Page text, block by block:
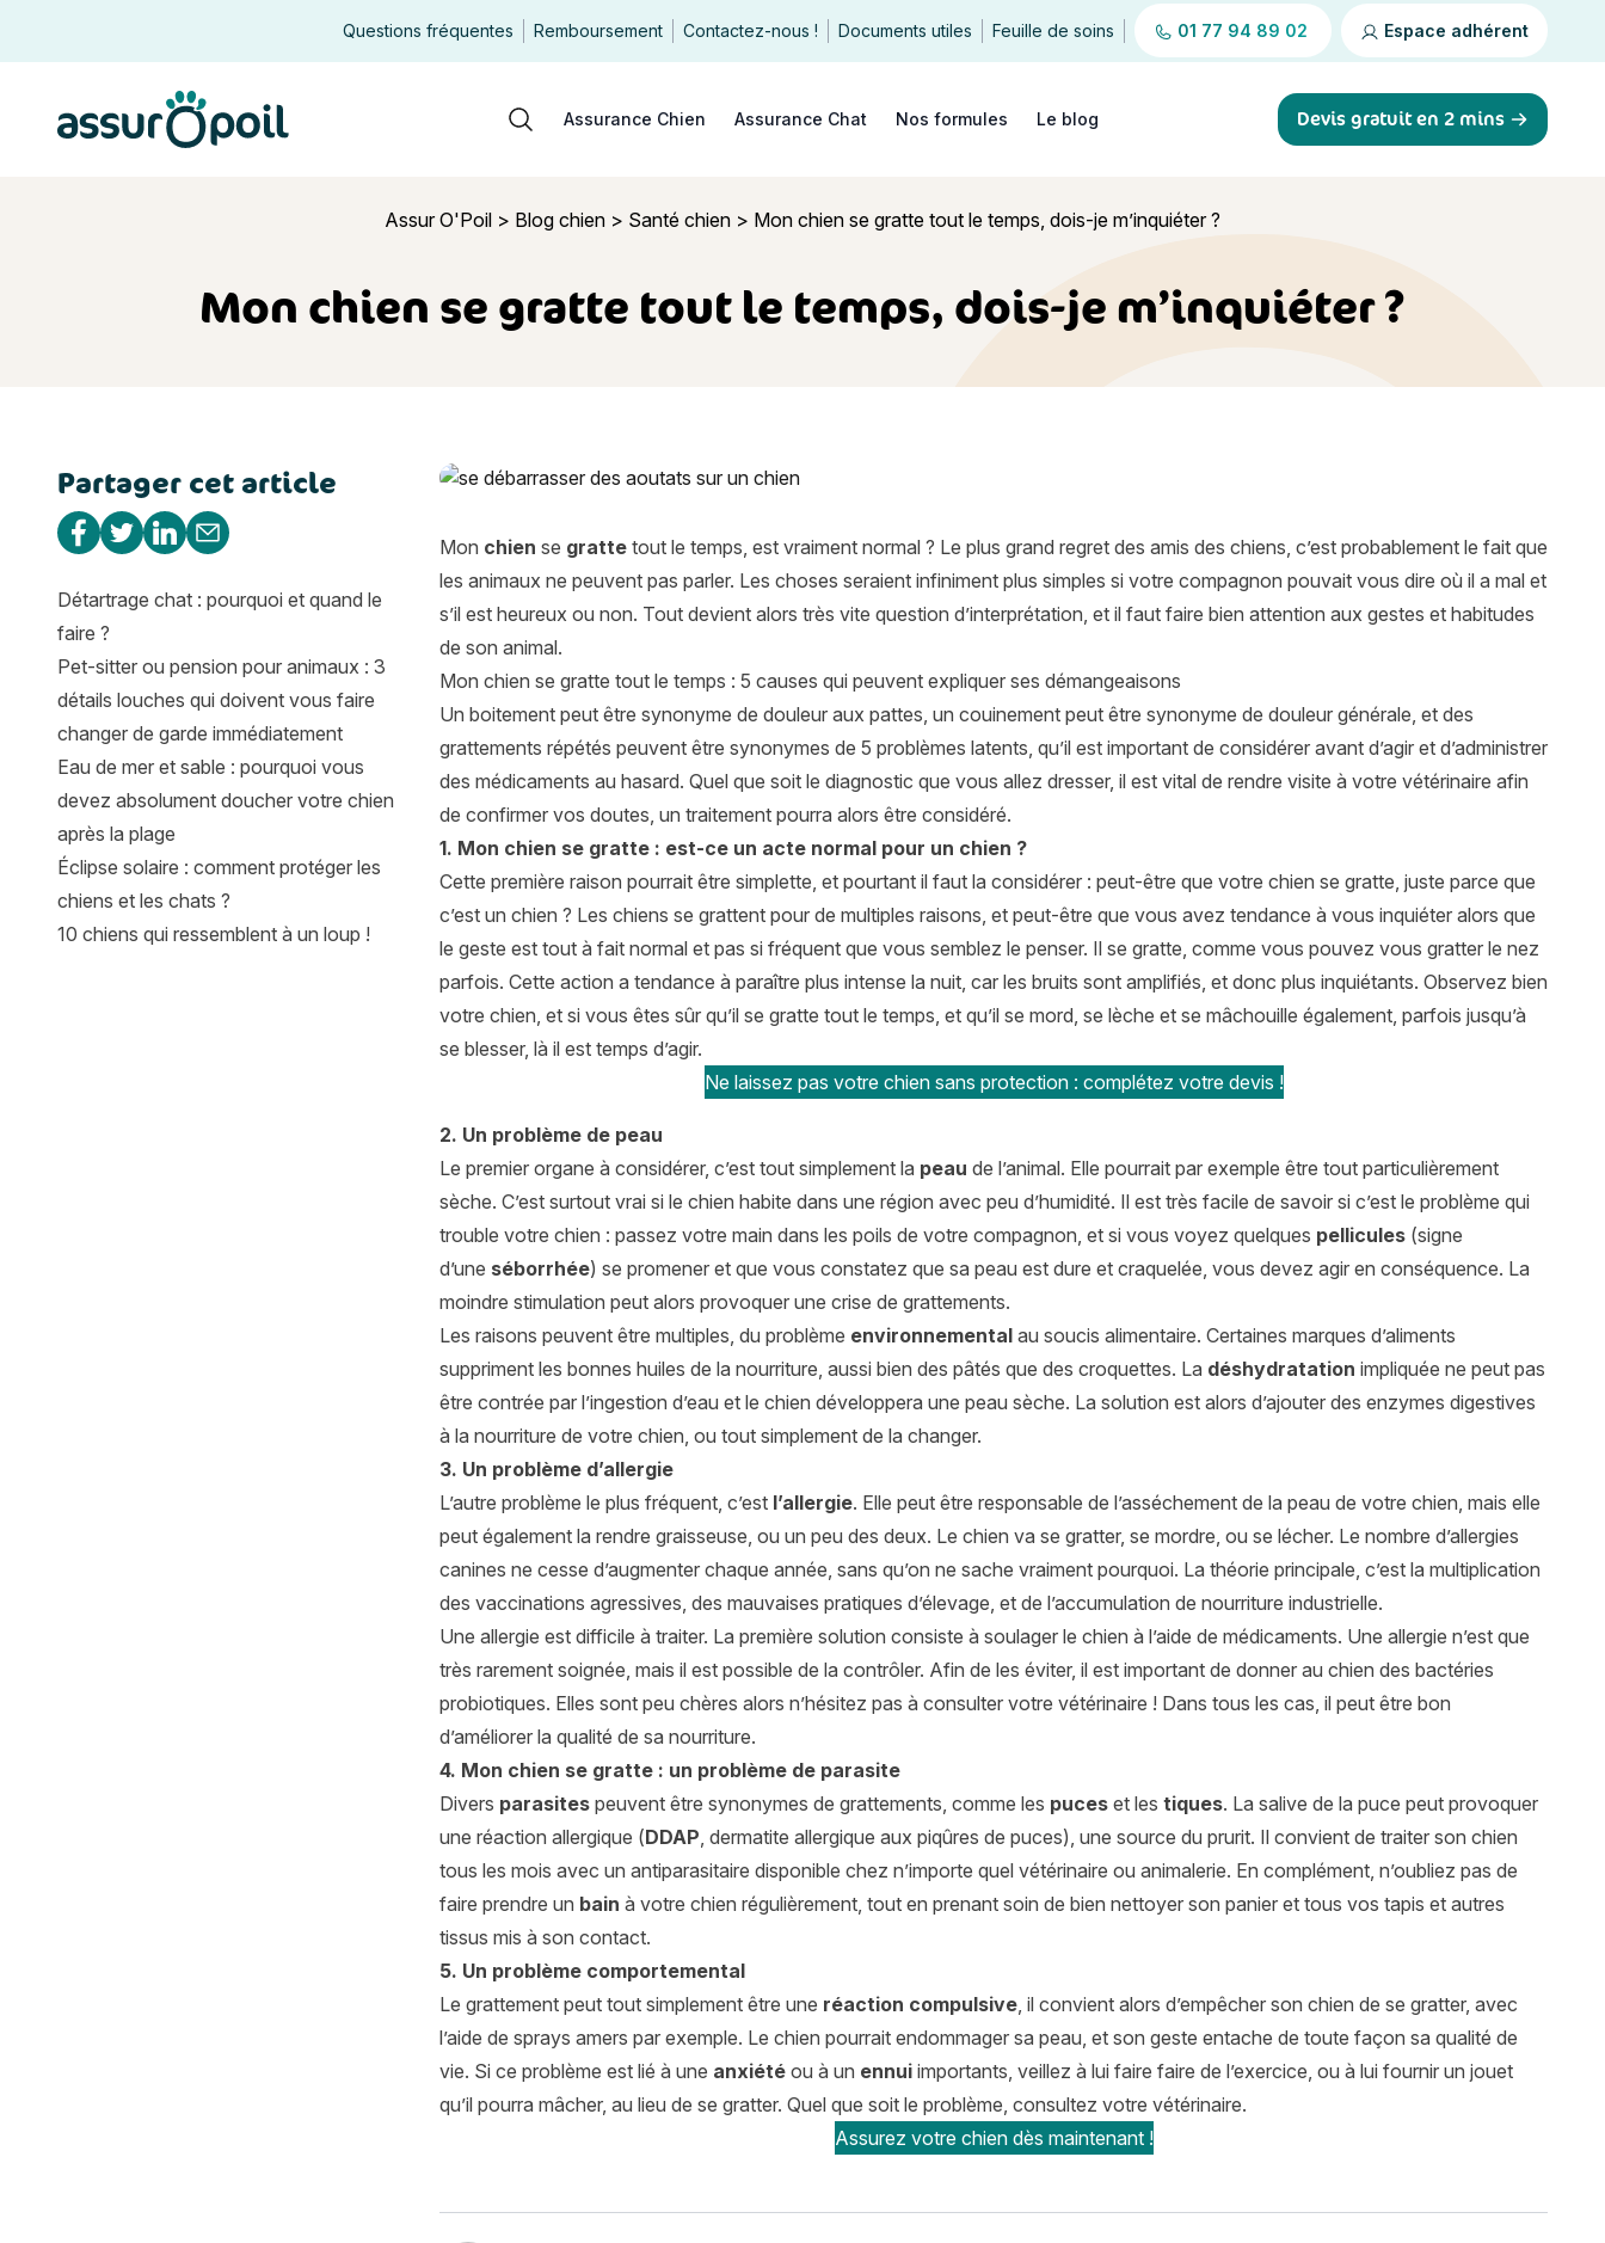
Questions fréquentes Remboursement Contactez-nous ! Documents utiles Feuille de soins 01 77 94 89 02 Espace adhérent
Rechercher
Assurance Chien Assurance Chat Nos formules Le blog Devis gratuit en 2 mins
Assur O'Poil > Blog chien > Santé chien > Mon chien se gratte tout le temps, dois-je m’inquiéter ?
Mon chien se gratte tout le temps, dois-je m’inquiéter ?
Mon chien se gratte tout le temps, dois-je m’inquiéter ?
Mon chien se gratte tout le temps, est vraiment normal ? Le plus grand regret des amis des chiens, c’est probablement le fait que
les animaux ne peuvent pas parler. Les choses seraient infiniment plus simples si votre compagnon pouvait vous dire où il a mal et
s’il est heureux ou non. Tout devient alors très vite question d’interprétation, et il faut faire bien attention aux gestes et habitudes
de son animal.
Mon chien se gratte tout le temps : 5 causes qui peuvent expliquer ses démangeaisons
Un boitement peut être synonyme de douleur aux pattes, un couinement peut être synonyme de douleur générale, et des
grattements répétés peuvent être synonymes de 5 problèmes latents, qu’il est important de considérer avant d’agir et d’administrer
des médicaments au hasard. Quel que soit le diagnostic que vous allez dresser, il est vital de rendre visite à votre vétérinaire afin
de confirmer vos doutes, un traitement pourra alors être considéré.
1. Mon chien se gratte : est-ce un acte normal pour un chien ?
Cette première raison pourrait être simplette, et pourtant il faut la considérer : peut-être que votre chien se gratte, juste parce que
c’est un chien ? Les chiens se grattent pour de multiples raisons, et peut-être que vous avez tendance à vous inquiéter alors que
le geste est tout à fait normal et pas si fréquent que vous semblez le penser. Il se gratte, comme vous pouvez vous gratter le nez
parfois. Cette action a tendance à paraître plus intense la nuit, car les bruits sont amplifiés, et donc plus inquiétants. Observez bien
votre chien, et si vous êtes sûr qu’il se gratte tout le temps, et qu’il se mord, se lèche et se mâchouille également, parfois jusqu’à
se blesser, là il est temps d’agir.
Ne laissez pas votre chien sans protection : complétez votre devis !
2. Un problème de peau
Le premier organe à considérer, c’est tout simplement la peau de l’animal. Elle pourrait par exemple être tout particulièrement
sèche. C’est surtout vrai si le chien habite dans une région avec peu d’humidité. Il est très facile de savoir si c’est le problème qui
trouble votre chien : passez votre main dans les poils de votre compagnon, et si vous voyez quelques pellicules (signe
d’une séborrhée) se promener et que vous constatez que sa peau est dure et craquelée, vous devez agir en conséquence. La
moindre stimulation peut alors provoquer une crise de grattements.
Les raisons peuvent être multiples, du problème environnemental au soucis alimentaire. Certaines marques d’aliments
suppriment les bonnes huiles de la nourriture, aussi bien des pâtés que des croquettes. La déshydratation impliquée ne peut pas
être contrée par l’ingestion d’eau et le chien développera une peau sèche. La solution est alors d’ajouter des enzymes digestives
à la nourriture de votre chien, ou tout simplement de la changer.
3. Un problème d’allergie
L’autre problème le plus fréquent, c’est l’allergie. Elle peut être responsable de l’asséchement de la peau de votre chien, mais elle
peut également la rendre graisseuse, ou un peu des deux. Le chien va se gratter, se mordre, ou se lécher. Le nombre d’allergies
canines ne cesse d’augmenter chaque année, sans qu’on ne sache vraiment pourquoi. La théorie principale, c’est la multiplication
des vaccinations agressives, des mauvaises pratiques d’élevage, et de l’accumulation de nourriture industrielle.
Une allergie est difficile à traiter. La première solution consiste à soulager le chien à l’aide de médicaments. Une allergie n’est que
très rarement soignée, mais il est possible de la contrôler. Afin de les éviter, il est important de donner au chien des bactéries
probiotiques. Elles sont peu chères alors n’hésitez pas à consulter votre vétérinaire ! Dans tous les cas, il peut être bon
d’améliorer la qualité de sa nourriture.
4. Mon chien se gratte : un problème de parasite
Divers parasites peuvent être synonymes de grattements, comme les puces et les tiques. La salive de la puce peut provoquer
une réaction allergique (DDAP, dermatite allergique aux piqûres de puces), une source du prurit. Il convient de traiter son chien
tous les mois avec un antiparasitaire disponible chez n’importe quel vétérinaire ou animalerie. En complément, n’oubliez pas de
faire prendre un bain à votre chien régulièrement, tout en prenant soin de bien nettoyer son panier et tous vos tapis et autres
tissus mis à son contact.
5. Un problème comportemental
Le grattement peut tout simplement être une réaction compulsive, il convient alors d’empêcher son chien de se gratter, avec
l’aide de sprays amers par exemple. Le chien pourrait endommager sa peau, et son geste entache de toute façon sa qualité de
vie. Si ce problème est lié à une anxiété ou à un ennui importants, veillez à lui faire faire de l’exercice, ou à lui fournir un jouet
qu’il pourra mâcher, au lieu de se gratter. Quel que soit le problème, consultez votre vétérinaire.
Assurez votre chien dès maintenant !
Partager cet article
Partager sur Facebook
Partager sur Twitter
Partager sur Linkedin
Partager par e-mail
Détartrage chat : pourquoi et quand le
faire ?
Pet-sitter ou pension pour animaux : 3
détails louches qui doivent vous faire
changer de garde immédiatement
Eau de mer et sable : pourquoi vous
devez absolument doucher votre chien
après la plage
Éclipse solaire : comment protéger les
chiens et les chats ?
10 chiens qui ressemblent à un loup !